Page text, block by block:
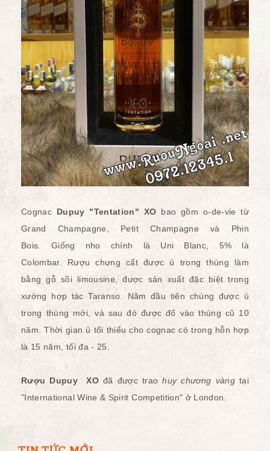
Cognac Dupuy "Tentation" XO bao gồm o-de-vie từ
Grand Champagne, Petit Champagne và Phin
Bois. Giống nho chính là Uni Blanc, 5% là
Colombar. Rượu chưng cất được ủ trong thùng làm
bằng gỗ sồi limousine, được sản xuất đặc biệt trong
xưởng hợp tác Taranso. Năm đầu tiên chúng được ủ
trong thùng mới, và sau đó được đổ vào thùng cũ 10
năm.Thời gian ủ tối thiểu cho cognac có trong hỗn hợp
là 15 năm, tối đa - 25.
Rượu Dupuy XOđã được traohuy chương vàngtại
"International Wine & Spirit Competition" ở London.